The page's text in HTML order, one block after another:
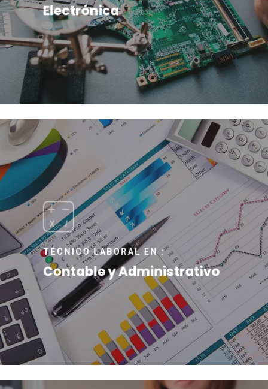
Electrónica
TÉCNICO LABORAL EN :
Contable y Administrativo